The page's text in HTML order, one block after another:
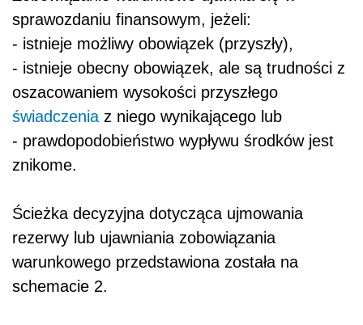
sprawozdaniu finansowym, jeżeli:
- istnieje możliwy obowiązek (przyszły),
- istnieje obecny obowiązek, ale są trudności z
oszacowaniem wysokości przyszłego
świadczeniaz niego wynikającego lub
- prawdopodobieństwo wypływu środków jest
znikome.
Ścieżka decyzyjna dotycząca ujmowania
rezerwy lub ujawniania zobowiązania
warunkowego przedstawiona została na
schemacie 2.